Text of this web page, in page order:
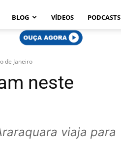
BLOG VÍDEOS PODCASTS
de Janeiro
neste
viaja para